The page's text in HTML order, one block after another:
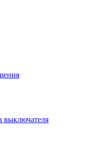
выключателя